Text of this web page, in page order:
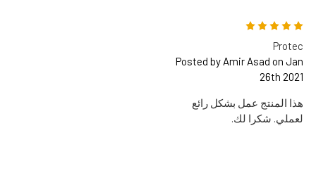
5
Protec
Posted by Amir Asad on Jan
26th 2021
هذا المنتج عمل بشكل رائع
لعملي. شكرا لك.